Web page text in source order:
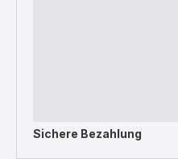
Sichere Bezahlung